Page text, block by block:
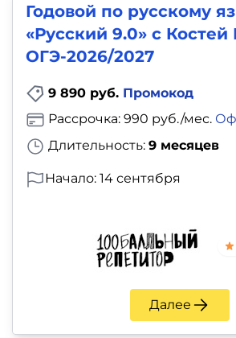
Годовой по русскому
«Русский 9.0» с
ОГЭ-2026/2027
9 890 руб. Промокод
Длительность: 9 месяцев
Рассрочка: 990 руб./мес.
Начало: 14 сентября
Далее